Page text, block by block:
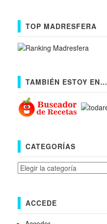
TOP MADRESFERA
TAMBIÉN ESTOY EN…
CATEGORÍAS
Categorías
ACCEDE